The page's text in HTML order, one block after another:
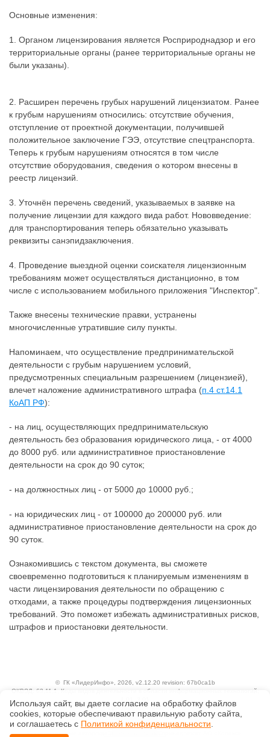
Основные изменения:
1. Органом лицензирования является Росприроднадзор и его
территориальные органы (ранее территориальные органы не
были указаны).
2. Расширен перечень грубых нарушений лицензиатом. Ранее
к грубым нарушениям относились: отсутствие обучения,
отступление от проектной документации, получившей
положительное заключение ГЭЭ, отсутствие спецтранспорта.
Теперь к грубым нарушениям относятся в том числе
отсутствие оборудования, сведения о котором внесены в
реестр лицензий.
3. Уточнён перечень сведений, указываемых в заявке на
получение лицензии для каждого вида работ. Нововведение:
для транспортирования теперь обязательно указывать
реквизиты санэпидзаключения.
4. Проведение выездной оценки соискателя лицензионным
требованиям может осуществляться дистанционно, в том
числе с использованием мобильного приложения "Инспектор".
Также внесены технические правки, устранены
многочисленные утратившие силу пункты.
Напоминаем, что осуществление предпринимательской
деятельности с грубым нарушением условий,
предусмотренных специальным разрешением (лицензией),
влечет наложение административного штрафа (п.4 ст.14.1
КоАП РФ):
- на лиц, осуществляющих предпринимательскую
деятельность без образования юридического лица, - от 4000
до 8000 руб. или административное приостановление
деятельности на срок до 90 суток;
- на должностных лиц - от 5000 до 10000 руб.;
- на юридических лиц - от 100000 до 200000 руб. или
административное приостановление деятельности на срок до
90 суток.
Ознакомившись с текстом документа, вы сможете
своевременно подготовиться к планируемым изменениям в
части лицензирования деятельности по обращению с
отходами, а также процедуры подтверждения лицензионных
требований. Это поможет избежать административных рисков,
штрафов и приостановки деятельности.
© ГК «ЛидерИнфо» , 2026, v2.12.20 revision: 67b0ca1b
ОКВЭД: 63.11.1, Коды видов деятельности в области информационных технологий:
Ценовая политика
Технологии
Исключительные авторские и смежные права принадлежат АО «Кодекс».
Используя сайт, вы даете согласие на обработку файлов
сооkiеs, которые обеспечивают правильную работу сайта,
и соглашаетесь с Политикой конфиденциальности.